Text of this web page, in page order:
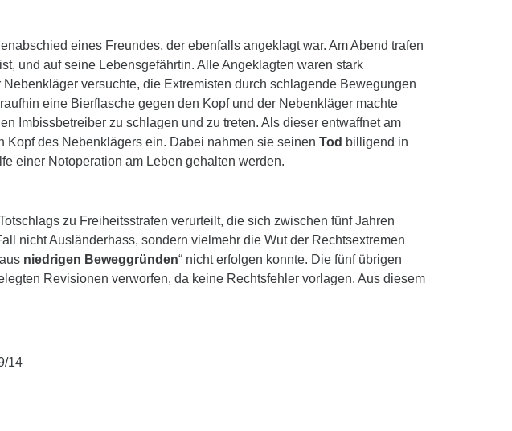
eines Freundes, der ebenfalls angeklagt war. Am Abend trafen
und auf seine Lebensgefährtin. Alle Angeklagten waren stark
versuchte, die Extremisten durch schlagende Bewegungen
eine Bierflasche gegen den Kopf und der Nebenkläger machte
Imbissbetreiber zu schlagen und zu treten. Als dieser entwaffnet am
Kopf des Nebenklägers ein. Dabei nahmen sie seinen Tod billigend in
einer Notoperation am Leben gehalten werden.
zu Freiheitsstrafen verurteilt, die sich zwischen fünf Jahren
nicht Ausländerhass, sondern vielmehr die Wut der Rechtsextremen
niedrigen Beweggründen“ nicht erfolgen konnte. Die fünf übrigen
Revisionen verworfen, da keine Rechtsfehler vorlagen. Aus diesem
14